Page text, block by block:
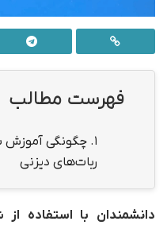
فهرست مطالب
1. چگونگی آموزش
ربات‌‌های دیزنی
دانشمندان با استفاده